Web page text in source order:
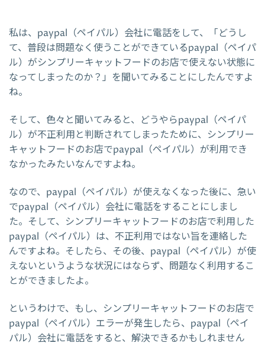
私は、paypal（ペイパル）会社に電話をして、「どうし
て、普段は問題なく使うことができているpaypal（ペイパ
ル）がシンプリーキャットフードのお店で使えない状態に
なってしまったのか？」を聞いてみることにしたんですよ
ね。
そして、色々と聞いてみると、どうやらpaypal（ペイパ
ル）が不正利用と判断されてしまったために、シンプリー
キャットフードのお店でpaypal（ペイパル）が利用でき
なかったみたいなんですよね。
なので、paypal（ペイパル）が使えなくなった後に、急い
でpaypal（ペイパル）会社に電話をすることにしまし
た。そして、シンプリーキャットフードのお店で利用した
paypal（ペイパル）は、不正利用ではない旨を連絡した
んですよね。そしたら、その後、paypal（ペイパル）が使
えないというような状況にはならず、問題なく利用するこ
とができましたよ。
というわけで、もし、シンプリーキャットフードのお店で
paypal（ペイパル）エラーが発生したら、paypal（ペイ
パル）会社に電話をすると、解決できるかもしれません